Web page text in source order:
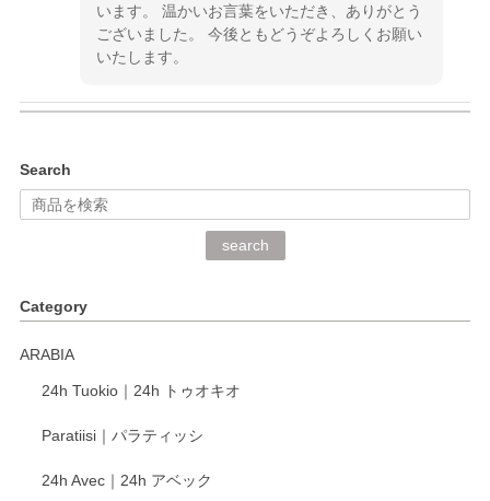
います。 温かいお言葉をいただき、ありがとう
ございました。 今後ともどうぞよろしくお願い
いたします。
深さや大きさがとてもちょうど良く、手に馴染み、洗いやす
く、他の柄も何枚かこちらで買い、毎食時に使用していま
く交換して下さいました。
がとうございます。 同じシリーズの器を揃えて
います。 温かいお言葉をいただき、ありがとう
いたします。
Search
search
Category
ARABIA
24h Tuokio｜24h トゥオキオ
Paratiisi｜パラティッシ
24h Avec｜24h アベック